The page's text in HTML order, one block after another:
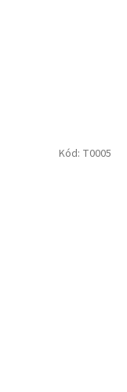
Kód: T0005